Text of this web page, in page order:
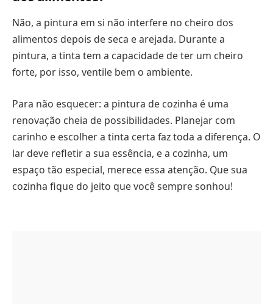
Não, a pintura em si não interfere no cheiro dos
alimentos depois de seca e arejada. Durante a
pintura, a tinta tem a capacidade de ter um cheiro
forte, por isso, ventile bem o ambiente.
Para não esquecer: a pintura de cozinha é uma
renovação cheia de possibilidades. Planejar com
carinho e escolher a tinta certa faz toda a diferença. O
lar deve refletir a sua essência, e a cozinha, um
espaço tão especial, merece essa atenção. Que sua
cozinha fique do jeito que você sempre sonhou!